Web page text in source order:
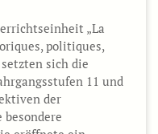
„La
politiques,
sich die
11 und
der
besondere